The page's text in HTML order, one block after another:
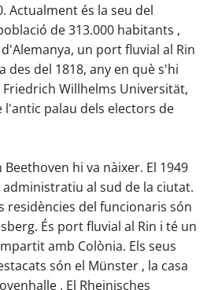
Actualment és la seu del
de 313.000 habitants ,
un port fluvial al Rin
des del 1818, any en què s'hi
Willhelms Universität,
l'antic palau dels electors de
Beethoven hi va nàixer. El 1949
al sud de la ciutat.
residències del funcionaris són
És port fluvial al Rin i té un
amb Colònia. Els seus
són el Münster , la casa
. El Rheinisches